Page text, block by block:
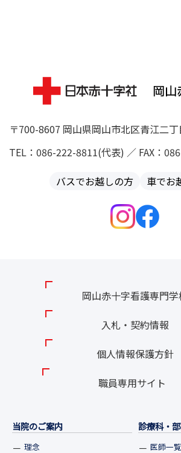
〒700-8607 岡山県岡山市北区青江二
TEL：086-222-8811(代表) ／ FAX：
バスでお越しの方
車でお
岡山赤十字看護専門学
入札・契約情報
個人情報保護方針
職員専用サイト
当院のご案内
理念
診療科・
医師一覧